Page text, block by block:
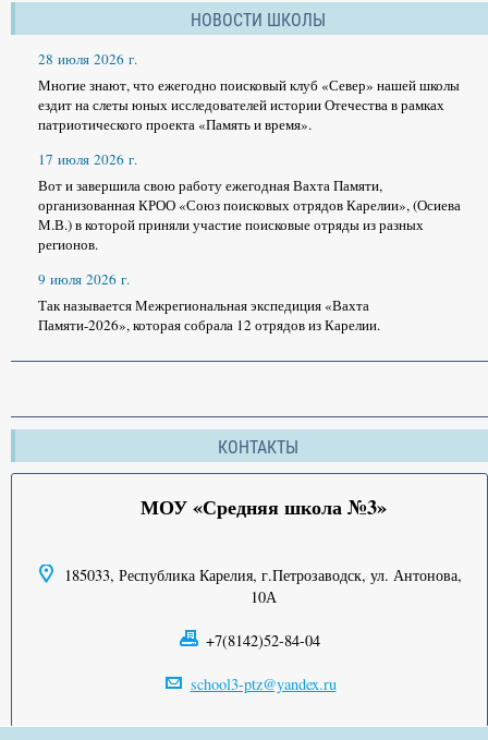
НОВОСТИ ШКОЛЫ
28 июля 2026 г.
Многие знают, что ежегодно поисковый клуб «Север» нашей школы
ездит на слеты юных исследователей истории Отечества в рамках
патриотического проекта «Память и время».
17 июля 2026 г.
Вот и завершила свою работу ежегодная Вахта Памяти,
организованная КРОО «Союз поисковых отрядов Карелии», (Осиева
М.В.) в которой приняли участие поисковые отряды из разных
регионов.
9 июля 2026 г.
Так называется Межрегиональная экспедиция «Вахта
Памяти-2026», которая собрала 12 отрядов из Карелии.
КОНТАКТЫ
МОУ «Средняя школа №3»
185033, Республика Карелия, г.Петрозаводск, ул. Антонова,
10А
+7(8142)52-84-04
school3-ptz@yandex.ru